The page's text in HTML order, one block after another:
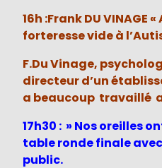
16h :Frank DU VINAGE
forteresse vide à
F.Du Vinage,
directeur d’un
a beaucoup travaillé
17h30 : » Nos oreilles
table ronde finale
public.